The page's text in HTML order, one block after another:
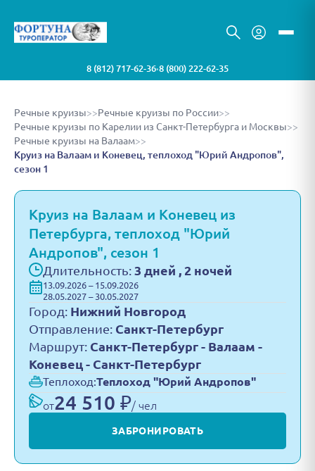
8 (812) 717-62-36•8 (800) 222-62-35
Речные круизы>>Речные круизы по России>>
Речные круизы по Карелии из Санкт-Петербурга и Москвы>>
Речные круизы на Валаам>>
Круиз на Валаам и Коневец, теплоход "Юрий Андропов",
сезон 1
Круиз на Валаам и Коневец из
Петербурга, теплоход "Юрий
Андропов", сезон 1
Длительность: 3 дней , 2 ночей
13.09.2026 – 15.09.2026
28.05.2027 – 30.05.2027
Город: Нижний Новгород
Отправление: Санкт-Петербург
Маршрут: Санкт-Петербург - Валаам -
Коневец - Санкт-Петербург
Теплоход:Теплоход "Юрий Андропов"
от24 510 ₽/ чел
ЗАБРОНИРОВАТЬ